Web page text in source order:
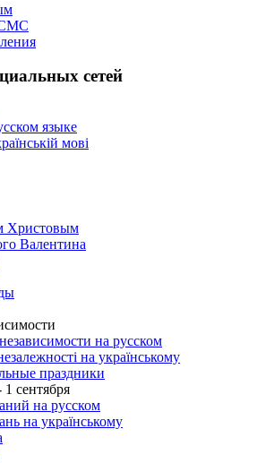
СМС
сетей
языке
мові
Христовым
Валентина
на русском
на українському
праздники
сентября
на русском
на українському